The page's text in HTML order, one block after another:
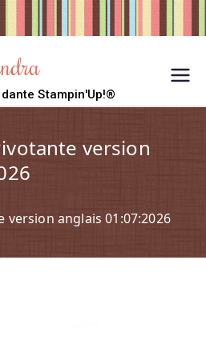
Stampin'Up!®
version
version anglais 01:07:2026